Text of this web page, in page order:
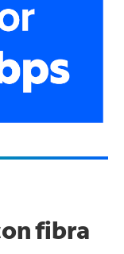
fibra